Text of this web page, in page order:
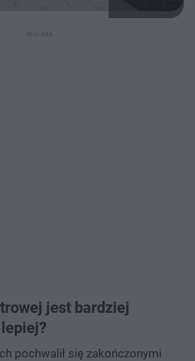
jest bardziej
pochwalił się zakończonymi